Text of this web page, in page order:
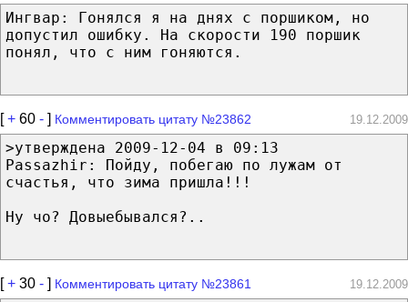
Ингвар: Гонялся я на днях с поршиком, но
допустил ошибку. На скорости 190 поршик
понял, что с ним гоняются.
[+ 60 - ] Комментировать цитату №23862 19.12.2009
>утверждена 2009-12-04 в 09:13
Passazhir: Пойду, побегаю по лужам от
счастья, что зима пришла!!!
Ну чо? Довыебывался?..
[+ 30 - ] Комментировать цитату №23861 19.12.2009